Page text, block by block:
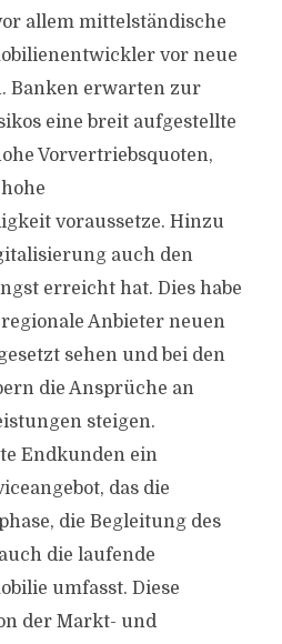
allem mittelständische
vor neue
Banken erwarten zur
eine breit aufgestellte
Vorvertriebsquoten,
voraussetze. Hinzu
auch den
erreicht hat. Dies habe
Anbieter neuen
sehen und bei den
die Ansprüche an
steigen.
Endkunden ein
das die
die Begleitung des
die laufende
umfasst. Diese
der Markt- und